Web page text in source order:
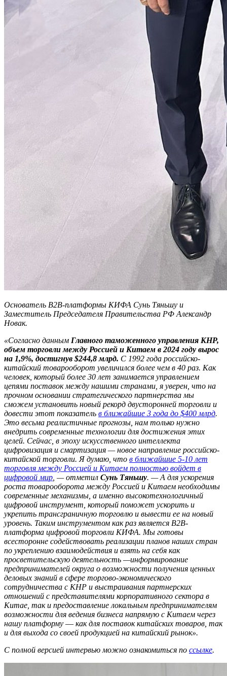
Основатель B2B-платформы КИФА Сунь Тяньшу и
Заместитель Председателя Правительства РФ Александр
Новак.
«Согласно данным Главного таможенного управления КНР,
объем торговли между Россией и Китаем в 2024 году вырос
на 1,9%, достигнув $244,8 млрд. С 1992 года российско-
китайский товарооборот увеличился более чем в 40 раз. Как
человек, который более 30 лет занимается управлением
цепями поставок между нашими странами, я уверен, что на
прочном основании стратегического партнерства мы
сможем установить новый рекорд двусторонней торговли и
довести этот показатель в ближайшие 3 года до $400 млрд.
Это весьма реалистичные прогнозы, нам только нужно
внедрить современные технологии для достижения этих
целей. Сейчас, в эпоху искусственного интеллекта
цифровизация и смартизация — новое направление российско-
китайской торговли. Я думаю, что в ближайшие 5-10 лет
торговля между Россией и Китаем полностью войдет в
цифровой мир — отметил Сунь Тяньшу. — А для ускорения
роста товарооборота между Россией и Китаем необходимы
современные механизмы, а именно высокотехнологичный
цифровой инструмент, который поможет ускорить и
укрепить трансграничную торговлю и вывести ее на новый
уровень. Таким инструментом как раз является В2В-
платформа цифровой торговли КИФА. Мы готовы
всесторонне содействовать реализации планов наших стран
по укреплению взаимодействия и взять на себя как
просветительскую деятельность —информирование
предпринимателей округа о возможности получения ценных
деловых знаний в сфере торгово-экономического
сотрудничества с КНР и выстраивания партнерских
отношений с представителями корпоративного сектора в
Китае, так и предоставление локальным предпринимателям
возможности для ведения бизнеса напрямую с Китаем через
нашу платформу — как для поставок китайских товаров, так
и для выхода со своей продукцией на китайский рынок».
С полной версией интервью можно ознакомиться по ссылке.